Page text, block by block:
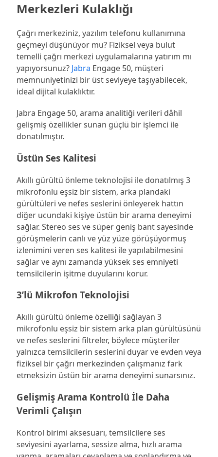
Merkezleri Kulaklığı
Çağrı merkeziniz, yazılım telefonu kullanımına
geçmeyi düşünüyor mu? Fiziksel veya bulut
temelli çağrı merkezi uygulamalarına yatırım mı
yapıyorsunuz?Jabra Engage 50, müşteri
memnuniyetinizi bir üst seviyeye taşıyabilecek,
ideal dijital kulaklıktır.
Jabra Engage 50, arama analitiği verileri dâhil
gelişmiş özellikler sunan güçlü bir işlemci ile
donatılmıştır.
Üstün Ses Kalitesi
Akıllı gürültü önleme teknolojisi ile donatılmış 3
mikrofonlu eşsiz bir sistem, arka plandaki
gürültüleri ve nefes seslerini önleyerek hattın
diğer ucundaki kişiye üstün bir arama deneyimi
sağlar. Stereo ses ve süper geniş bant sayesinde
görüşmelerin canlı ve yüz yüze görüşüyormuş
izlenimini veren ses kalitesi ile yapılabilmesini
sağlar ve aynı zamanda yüksek ses emniyeti
temsilcilerin işitme duyularını korur.
3’lü Mikrofon Teknolojisi
Akıllı gürültü önleme özelliği sağlayan 3
mikrofonlu eşsiz bir sistem arka plan gürültüsünü
ve nefes seslerini filtreler, böylece müşteriler
yalnızca temsilcilerin seslerini duyar ve evden veya
fiziksel bir çağrı merkezinden çalışmanız fark
etmeksizin üstün bir arama deneyimi sunarsınız.
Gelişmiş Arama Kontrolü İle Daha
Verimli Çalışın
Kontrol birimi aksesuarı, temsilcilere ses
seviyesini ayarlama, sessize alma, hızlı arama